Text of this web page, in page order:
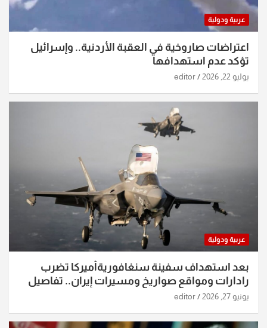
عربية ودولية
اعتراضات صاروخية في العقبة الأردنية.. وإسرائيل
تؤكد عدم استهدافها
يوليو 22, 2026 editor
عربية ودولية
بعد استهداف سفينة سنغافوريةأميركا تضرب
رادارات ومواقع صواريخ ومسيرات إيران.. تفاصيل
الساعات الماضية
يونيو 27, 2026 editor